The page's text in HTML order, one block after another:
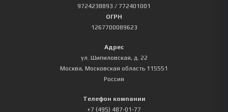
9724238893 / 772401001
ОГРН
1267700089623
Адрес
ул. Шипиловская, д. 22
Москва, Московская область 115551
Россия
Телефон компании
+7 (495) 487-01-77